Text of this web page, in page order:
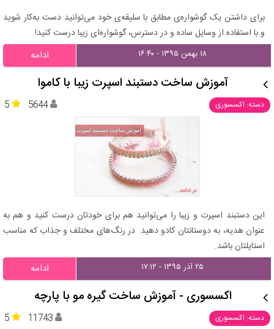
برای داشتن یک گوشواره‌ی مطابق با سلیقه‌ی خود می‌توانید دست به‌کار شوید
و با استفاده از وسایل ساده و در دسترس، گوشواره‌ای زیبا درست کنید!
۱۸ بهمن ۱۳۹۵ - ۱۶:۴۰ ادامه
آموزش ساخت دستبند اسپرت زیبا با کاموا
دسته: اکسسوری 5 5644
این دستبند اسپرت و زیبا را می‌توانید هم برای خودتان درست کنید و هم به
عنوان هدیه، به دوستانتان کادو دهید. در رنگ‌های مختلف و جذاب که مناسب
استایلتان باشد.
۲۵ آذر ۱۳۹۵ - ۱۷:۱۲ ادامه
اکسسوری - آموزش ساخت گیره‌ مو با پارچه
دسته: اکسسوری 5 11743